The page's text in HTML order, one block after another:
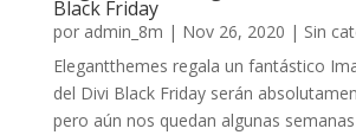
Black Friday
por admin_8m | Nov 26, 2020 | Sin
Elegantthemes regala un fantástico
del Divi Black Friday serán
pero aún nos quedan algunas